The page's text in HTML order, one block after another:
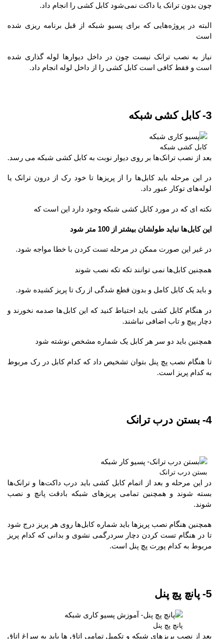
چون بدون ترانک یا داکت نمی‌شود کابل کشی را انجام داد.
البته در پروژه‌هایی که برای پسیو شبکه از قبل برنامه ریزی شده
است
نیاز به نصب ترانک نیست چون در داخل دیوارها لوله گذاری شده
است و فقط کافی است کابل کشی را از داخل لوله انجام داد.
3- کابل کشی شبکه
کابل کشی شبکه
بعد از نصب ترانک‌ها بر روی دیوار نوبت به کابل کشی شبکه می رسد.
در این مرحله باید کابل‌ها را از پریزها تا خود رک از درون ترانک یا
لوله‌های توکار عبور داد.
نکته ای که در مورد کابل کشی شبکه وجود دارد این است که
این کابل‌ها نباید طولشان بیشتر از 100 متر شود
در غیر این صورت ممکن در مرحله تست کردن با خطا مواجه شود.
همچنین کابل‌ها نمی توانند تکه تکه نصب شوند
و باید یک کابل کامل و بدون قطع شدگی از رک تا پریز کشیده شود.
در هنگام کابل کشی باید احتیاط کنید که این کابل‌ها صدمه نخورند و
دچار پیچ و تاب اضافی نباشند.
همچنین باید دو سر هر کابل یک شماره مشخص نوشته شود
تا هنگام نصب پچ پنل بتوان تشخیص داد که کدام کابل در رک مربوط
به کدام پریز است.
4- بستن درب ترانک
بستن درب ترانک
در این مرحله و بعد از اتمام کابل کشی باید درب داکت‌ها و ترانک‌ها
بسته شوند و همچنین تمامی پریزهای شبکه بادقت پانچ و نصب
شوند.
همچنین هنگام نصب پریزها باید شماره کابل‌ها روی هر پریز درج شود
تا در هنگام تست کردن دچار سردرگمی نشوی و بدانی که کدام پریز
مربوط به کدام پورت پچ پنل است.
5- پانچ پچ پنل
پانچ پچ پنل
بعد از نصب پریزهای شبکه و تکمیل تمامی اتاق ها باید به سراغ اتاق